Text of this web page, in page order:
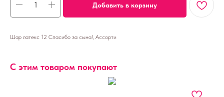
Добавить в корзину
Шар латекс 12 Спасибо за сына!, Ассорти
С этим товаром покупают